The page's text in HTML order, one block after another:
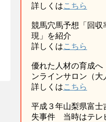
詳しくはこちら
競馬穴馬予想「回収
現」を紹介
詳しくはこちら
優れた人材の育成
ンラインサロン（大
詳しくはこちら
平成３年山梨県富士
失事件 当時はテレ